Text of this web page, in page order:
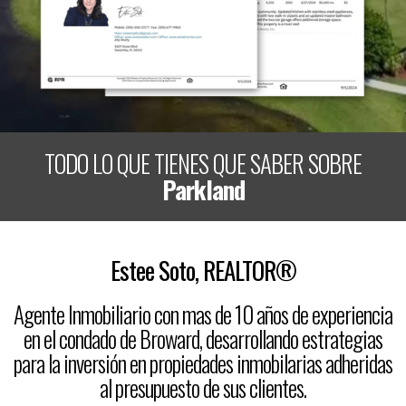
TODO LO QUE TIENES QUE SABER SOBRE
Parkland
Estee Soto, REALTOR®
Agente Inmobiliario con mas de 10 años de experiencia
en el condado de Broward, desarrollando estrategias
para la inversión en propiedades inmobilarias adheridas
al presupuesto de sus clientes.